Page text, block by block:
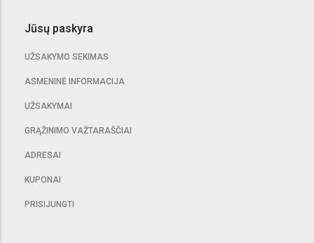
Jūsų paskyra
UŽSAKYMO SEKIMAS
ASMENINĖ INFORMACIJA
UŽSAKYMAI
GRĄŽINIMO VAŽTARAŠČIAI
ADRESAI
KUPONAI
PRISIJUNGTI